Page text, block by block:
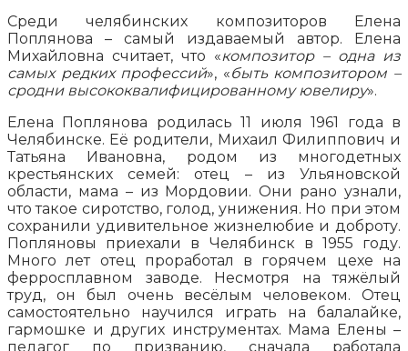
Среди челябинских композиторов Елена
Поплянова – самый издаваемый автор. Елена
Михайловна считает, что «композитор – одна из
самых редких профессий», «быть композитором –
сродни высококвалифицированному ювелиру».
Елена Поплянова родилась 11 июля 1961 года в
Челябинске. Её родители, Михаил Филиппович и
Татьяна Ивановна, родом из многодетных
крестьянских семей: отец – из Ульяновской
области, мама – из Мордовии. Они рано узнали,
что такое сиротство, голод, унижения. Но при этом
сохранили удивительное жизнелюбие и доброту.
Попляновы приехали в Челябинск в 1955 году.
Много лет отец проработал в горячем цехе на
ферросплавном заводе. Несмотря на тяжёлый
труд, он был очень весёлым человеком. Отец
самостоятельно научился играть на балалайке,
гармошке и других инструментах. Мама Елены –
педагог по призванию, сначала работала